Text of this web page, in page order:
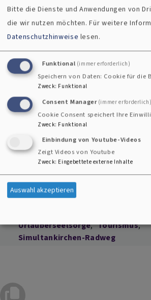
Pfarrer Stefan Fischer(Monte Kaolino,
Pfarrer i.R. Hans-Peter Pauckstadt-
Künkler(Simultankirchen-Radweg)
Urlauberseelsorge
Tourismus
Simultankirchen-Radweg
Bitte die Dienste und Anwendungen von
die wir nutzen möchten.Für weitere
Datenschutzhinweise lesen.
Funktional (immer erforderlich)
Speichern von Daten: Cookie für die
Zweck: Funktional
Consent Manager (immer erforderlich)
Cookie Consent speichert Ihre
Zweck: Funktional
Einbindung von Youtube-Videos
Zeigt Videos von Youtube
Zweck: Eingebettete externe Inhalte
Auswahl akzeptieren